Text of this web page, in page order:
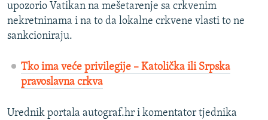
upozorio Vatikan na mešetarenje sa crkvenim
nekretninama i na to da lokalne crkvene vlasti to ne
sankcioniraju.
Tko ima veće privilegije – Katolička ili Srpska
pravoslavna crkva
Urednik portala autograf.hr i komentator tjednika